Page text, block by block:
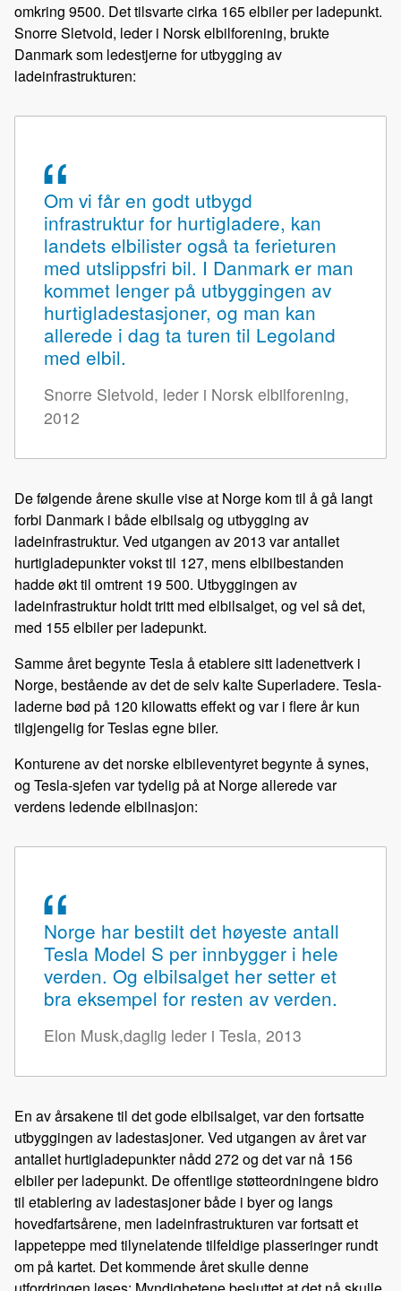
omkring 9500. Det tilsvarte cirka 165 elbiler per ladepunkt.
Snorre Sletvold, leder i Norsk elbilforening, brukte
Danmark som ledestjerne for utbygging av
ladeinfrastrukturen:
Om vi får en godt utbygd
infrastruktur for hurtigladere, kan
landets elbilister også ta ferieturen
med utslippsfri bil. I Danmark er man
kommet lenger på utbyggingen av
hurtigladestasjoner, og man kan
allerede i dag ta turen til Legoland
med elbil.
Snorre Sletvold, leder i Norsk elbilforening,
2012
De følgende årene skulle vise at Norge kom til å gå langt
forbi Danmark i både elbilsalg og utbygging av
ladeinfrastruktur. Ved utgangen av 2013 var antallet
hurtigladepunkter vokst til 127, mens elbilbestanden
hadde økt til omtrent 19 500. Utbyggingen av
ladeinfrastruktur holdt tritt med elbilsalget, og vel så det,
med 155 elbiler per ladepunkt.
Samme året begynte Tesla å etablere sitt ladenettverk i
Norge, bestående av det de selv kalte Superladere. Tesla-
laderne bød på 120 kilowatts effekt og var i flere år kun
tilgjengelig for Teslas egne biler.
Konturene av det norske elbileventyret begynte å synes,
og Tesla-sjefen var tydelig på at Norge allerede var
verdens ledende elbilnasjon:
Norge har bestilt det høyeste antall
Tesla Model S per innbygger i hele
verden. Og elbilsalget her setter et
bra eksempel for resten av verden.
Elon Musk,daglig leder i Tesla, 2013
En av årsakene til det gode elbilsalget, var den fortsatte
utbyggingen av ladestasjoner. Ved utgangen av året var
antallet hurtigladepunkter nådd 272 og det var nå 156
elbiler per ladepunkt. De offentlige støtteordningene bidro
til etablering av ladestasjoner både i byer og langs
hovedfartsårene, men ladeinfrastrukturen var fortsatt et
lappeteppe med tilynelatende tilfeldige plasseringer rundt
om på kartet. Det kommende året skulle denne